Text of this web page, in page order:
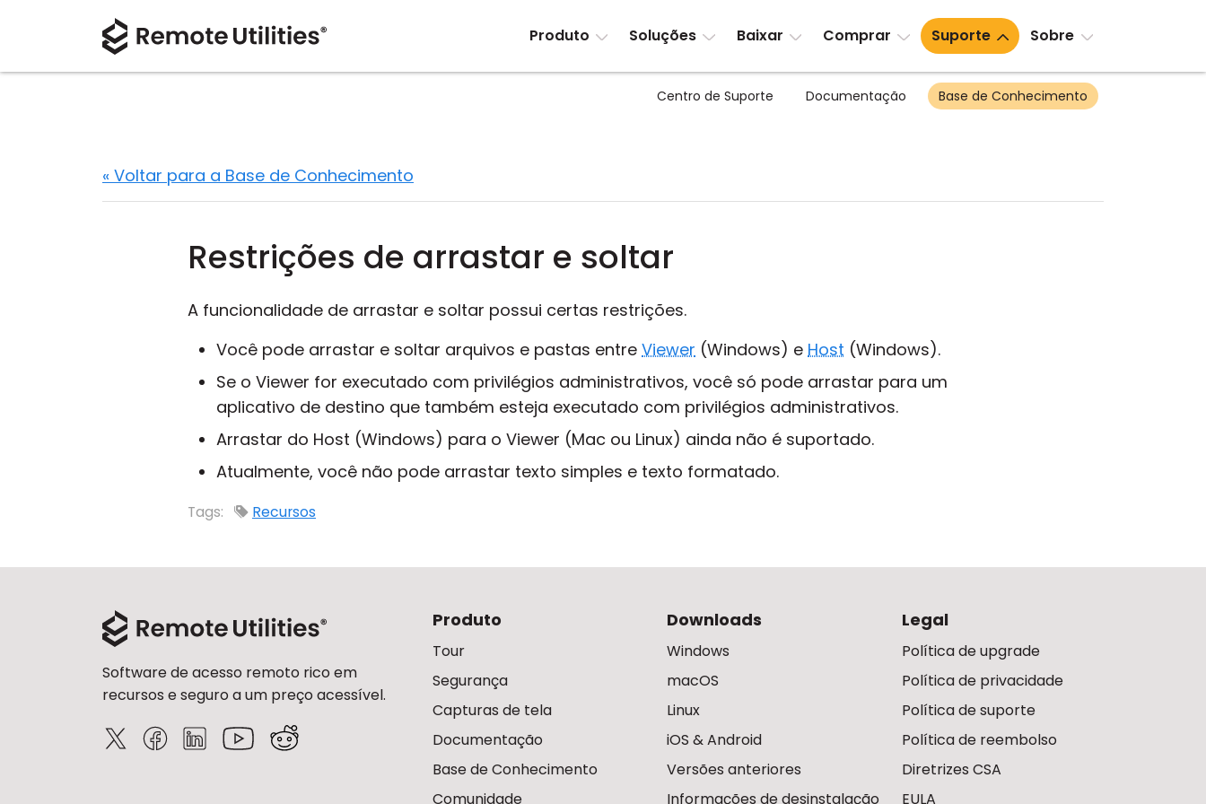
Produto Soluções Baixar Comprar Suporte Sobre
Centro de Suporte Documentação Base de Conhecimento
« Voltar para a Base de Conhecimento
Restrições de arrastar e soltar
A funcionalidade de arrastar e soltar possui certas restrições.
Você pode arrastar e soltar arquivos e pastas entre Viewer (Windows) e Host (Windows).
Se o Viewer for executado com privilégios administrativos, você só pode arrastar para um
aplicativo de destino que também esteja executado com privilégios administrativos.
Arrastar do Host (Windows) para o Viewer (Mac ou Linux) ainda não é suportado.
Atualmente, você não pode arrastar texto simples e texto formatado.
Tags: Recursos
Software de acesso remoto rico em
recursos e seguro a um preço acessível.
Produto
Tour
Segurança
Capturas de tela
Documentação
Base de Conhecimento
Comunidade
Downloads
Windows
macOS
Linux
iOS & Android
Versões anteriores
Informações de desinstalação
Legal
Política de upgrade
Política de privacidade
Política de suporte
Política de reembolso
Diretrizes CSA
EULA